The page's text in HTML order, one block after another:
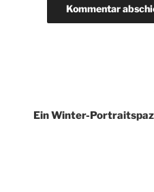
Ein Winter-